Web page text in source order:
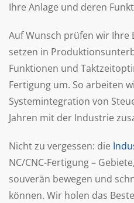
Ihre Anlage und deren
Auf Wunsch prüfen wir Ihre
setzen in
Funktionen und
Fertigung um. So arbeiten
Systemintegration von
Jahren mit der Industrie
Nicht zu vergessen: die
NC/CNC-Fertigung –
souverän bewegen und
können. Wir holen das